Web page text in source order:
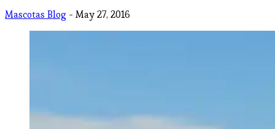
Mascotas Blog - May 27, 2016